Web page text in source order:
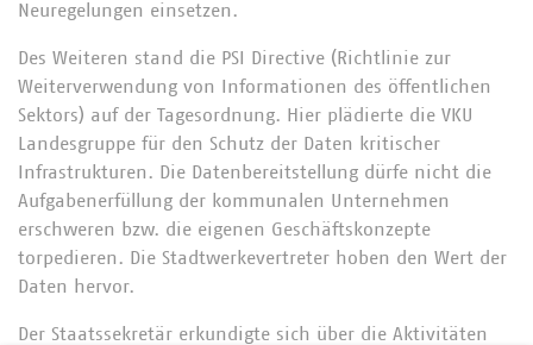
Neuregelungen einsetzen.
Des Weiteren stand die PSI Directive (Richtlinie zur
Weiterverwendung von Informationen des öffentlichen
Sektors) auf der Tagesordnung. Hier plädierte die VKU
Landesgruppe für den Schutz der Daten kritischer
Infrastrukturen. Die Datenbereitstellung dürfe nicht die
Aufgabenerfüllung der kommunalen Unternehmen
erschweren bzw. die eigenen Geschäftskonzepte
torpedieren. Die Stadtwerkevertreter hoben den Wert der
Daten hervor.
Der Staatssekretär erkundigte sich über die Aktivitäten